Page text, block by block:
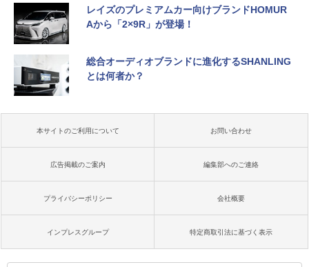
レイズのプレミアムカー向けブランドHOMUR
Aから「2×9R」が登場！
総合オーディオブランドに進化するSHANLING
とは何者か？
本サイトのご利用について お問い合わせ
広告掲載のご案内 編集部へのご連絡
プライバシーポリシー 会社概要
インプレスグループ 特定商取引法に基づく表示